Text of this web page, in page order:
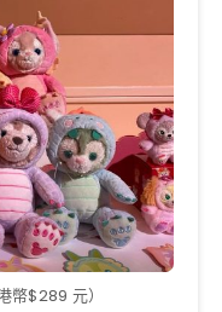
幣$289 元）